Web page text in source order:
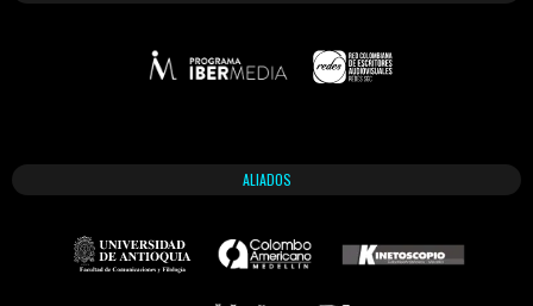
ALIADOS